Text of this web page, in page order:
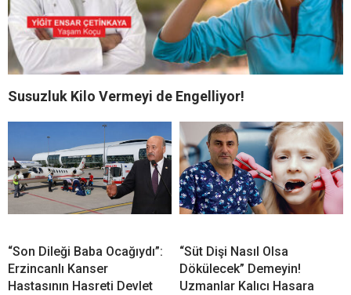
Susuzluk Kilo Vermeyi de Engelliyor!
“Son Dileği Baba Ocağıydı”:
Erzincanlı Kanser
Hastasının Hasreti Devlet
“Süt Dişi Nasıl Olsa
Dökülecek” Demeyin!
Uzmanlar Kalıcı Hasara